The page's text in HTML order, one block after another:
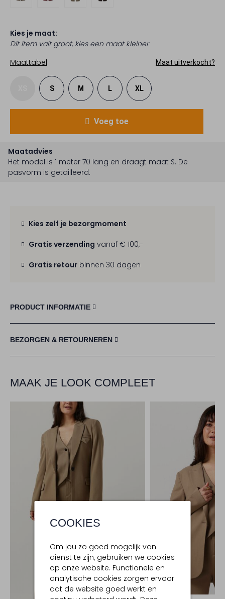
COOKIES
Om jou zo goed mogelijk van
dienst te zijn, gebruiken we cookies
op onze website. Functionele en
analytische cookies zorgen ervoor
dat de website goed werkt en
Kies je maat:
Dit item valt groot, kies een maat kleiner
Maattabel
Maat uitverkocht?
S M L XL
Voeg toe
Maatadvies
Het model is 1 meter 70 lang en draagt maat S. De
pasvorm is getailleerd.
Kies zelf je bezorgmoment
Gratis verzending vanaf € 100,-
Gratis retour binnen 30 dagen
PRODUCT INFORMATIE
BEZORGEN & RETOURNEREN
MAAK JE LOOK COMPLEET